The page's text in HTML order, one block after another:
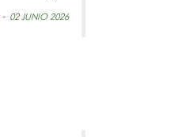
- 02 JUNIO 2026